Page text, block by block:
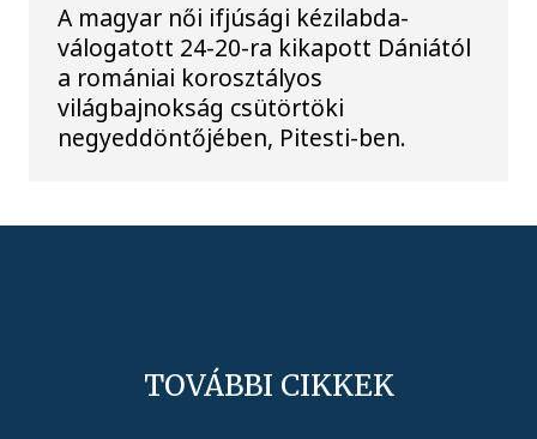
A magyar női ifjúsági kézilabda-
válogatott 24-20-ra kikapott Dániától
a romániai korosztályos
világbajnokság csütörtöki
negyeddöntőjében, Pitesti-ben.
TOVÁBBI CIKKEK